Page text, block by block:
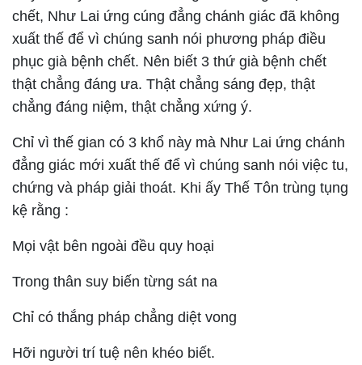
chết, Như Lai ứng cúng đẳng chánh giác đã không
xuất thế để vì chúng sanh nói phương pháp điều
phục già bệnh chết. Nên biết 3 thứ già bệnh chết
thật chẳng đáng ưa. Thật chẳng sáng đẹp, thật
chẳng đáng niệm, thật chẳng xứng ý.
Chỉ vì thế gian có 3 khổ này mà Như Lai ứng chánh
đẳng giác mới xuất thế để vì chúng sanh nói việc tu,
chứng và pháp giải thoát. Khi ấy Thế Tôn trùng tụng
kệ rằng :
Mọi vật bên ngoài đều quy hoại
Trong thân suy biến từng sát na
Chỉ có thắng pháp chẳng diệt vong
Hỡi người trí tuệ nên khéo biết.